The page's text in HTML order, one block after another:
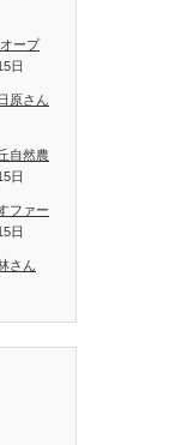
ープ
日
原さん
自然農
日
ファー
日
さん